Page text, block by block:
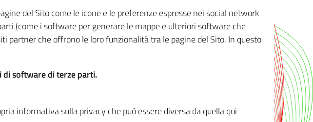
del Sito come le icone e le preferenze espresse nei social network
(come i software per generare le mappe e ulteriori software che
partner che offrono le loro funzionalità tra le pagine del Sito. In questo
software di terze parti.
informativa sulla privacy che può essere diversa da quella qui